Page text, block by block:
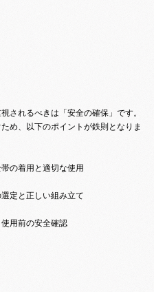
されるべきは「安全の確保」です。
め、以下のポイントが鉄則となりま
の着用と適切な使用
定と正しい組み立て
用前の安全確認